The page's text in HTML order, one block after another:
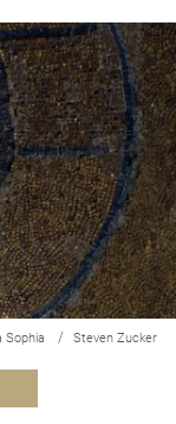
Sophia / Steven Zucker